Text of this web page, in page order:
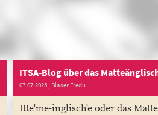
ITSA-Blog über das
07.07.2025 , Blaser Fredu
Itte'me-inglisch'e oder das